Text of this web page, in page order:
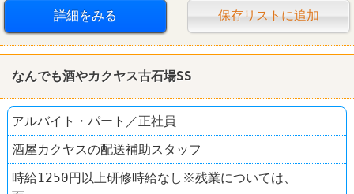
昇給あり 制服あり 社員登用あり 大量募集
その他小売店 なんでも酒や カクヤス
詳細をみる 保存リストに追加
なんでも酒やカクヤス古石場SS
アルバイト・パート／正社員
酒屋カクヤスの配送補助スタッフ
時給1250円以上研修時給なし※残業については、